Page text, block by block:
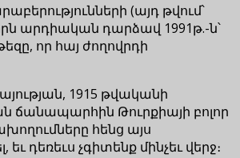
(այդ թվում՝
արդիական դարձավ 1991թ.-ն՝
որ հայ ժողովրդի
1915 թվականի
ճանապարհին Թուրքիայի բոլոր
հենց այս
դեռեւս չգիտենք մինչեւ վերջ։